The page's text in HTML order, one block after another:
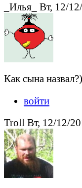
_Илья_ Вт, 12/
Как сына назвал?)
войти
Troll Вт, 12/12/